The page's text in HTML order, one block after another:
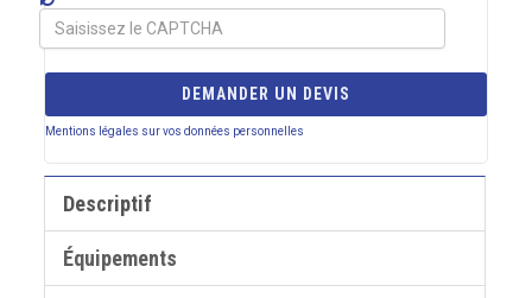
DEMANDER UN DEVIS
Mentions légales sur vos données personnelles
Descriptif
Équipements